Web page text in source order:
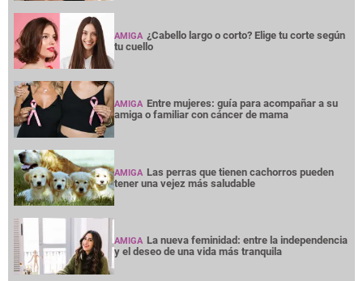
AMIGA ¿Cabello largo o corto? Elige tu corte según
tu cuello
AMIGA Entre mujeres: guía para acompañar a su
amiga o familiar con cáncer de mama
AMIGA Las perras que tienen cachorros pueden
tener una vejez más saludable
AMIGA La nueva feminidad: entre la independencia
y el deseo de una vida más tranquila